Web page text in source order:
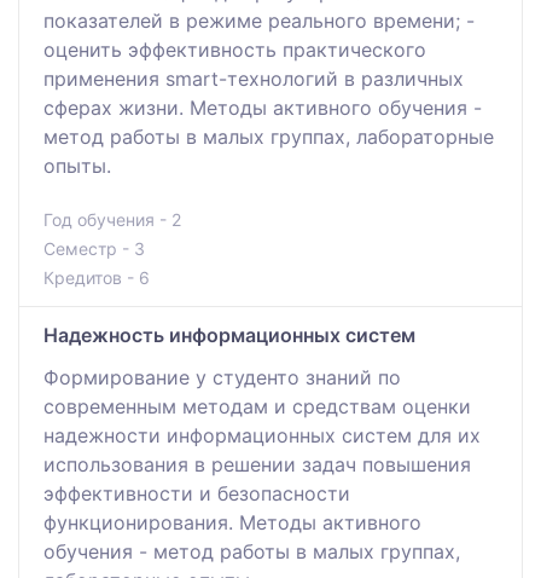
показателей в режиме реального времени; -
оценить эффективность практического
применения smart-технологий в различных
сферах жизни. Методы активного обучения -
метод работы в малых группах, лабораторные
опыты.
Год обучения - 2
Семестр - 3
Кредитов - 6
Надежность информационных систем
Формирование у студенто знаний по
современным методам и средствам оценки
надежности информационных систем для их
использования в решении задач повышения
эффективности и безопасности
функционирования. Методы активного
обучения - метод работы в малых группах,